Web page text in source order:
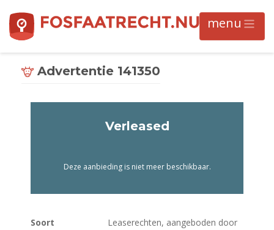
Advertentie 141350
Soort
Leaserechten, aangeboden door
Verleased
Deze aanbieding is niet meer beschikbaar.